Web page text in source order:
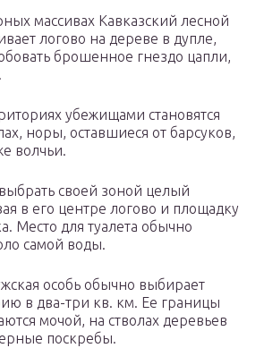
массивах Кавказский лесной
логово на дереве в дупле,
брошенное гнездо цапли,
убежищами становятся
норы, оставшиеся от барсуков,
волчьи.
своей зоной целый
в его центре логово и площадку
Место для туалета обычно
самой воды.
особь обычно выбирает
в два-три кв. км. Ее границы
мочой, на стволах деревьев
поскребы.